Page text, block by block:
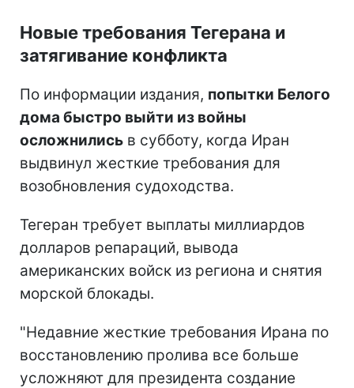
Новые требования Тегерана и
затягивание конфликта
По информации издания, попытки Белого
дома быстро выйти из войны
осложнились в субботу, когда Иран
выдвинул жесткие требования для
возобновления судоходства.
Тегеран требует выплаты миллиардов
долларов репараций, вывода
американских войск из региона и снятия
морской блокады.
"Недавние жесткие требования Ирана по
восстановлению пролива все больше
усложняют для президента создание